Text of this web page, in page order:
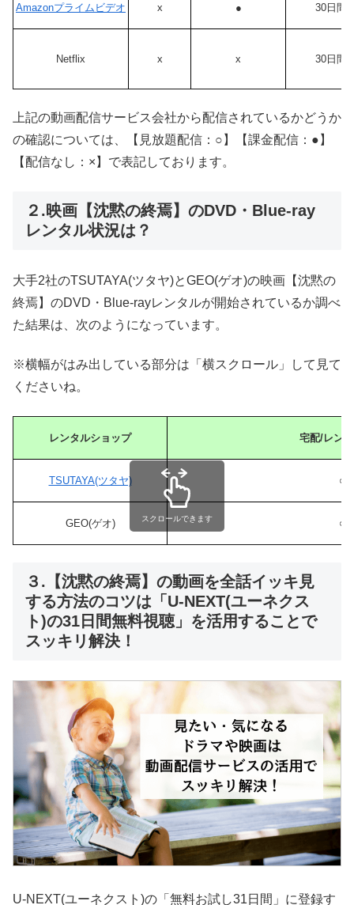
Amazonプライムビデオ x ● 30日間
Netflix x x 30日間
上記の動画配信サービス会社から配信されているかどうか
の確認については、【見放題配信：○】【課金配信：●】
【配信なし：×】で表記しております。
２.映画【沈黙の終焉】のDVD・Blue-ray
レンタル状況は？
大手2社のTSUTAYA(ツタヤ)とGEO(ゲオ)の映画【沈黙の
終焉】のDVD・Blue-rayレンタルが開始されているか調べ
た結果は、次のようになっています。
※横幅がはみ出している部分は「横スクロール」して見て
くださいね。
レンタルショップ 宅配/レン
TSUTAYA(ツタヤ) ○
GEO(ゲオ) ○
スクロールできます
３.【沈黙の終焉】の動画を全話イッキ見
する方法のコツは「U-NEXT(ユーネクス
ト)の31日間無料視聴」を活用することで
スッキリ解決！
U-NEXT(ユーネクスト)の「無料お試し31日間」に登録す